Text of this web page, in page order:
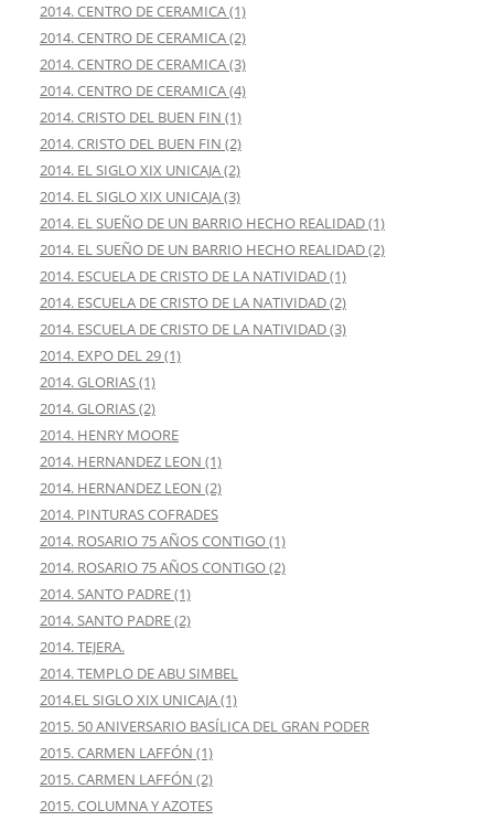
2014. CENTRO DE CERAMICA (1)
2014. CENTRO DE CERAMICA (2)
2014. CENTRO DE CERAMICA (3)
2014. CENTRO DE CERAMICA (4)
2014. CRISTO DEL BUEN FIN (1)
2014. CRISTO DEL BUEN FIN (2)
2014. EL SIGLO XIX UNICAJA (2)
2014. EL SIGLO XIX UNICAJA (3)
2014. EL SUEÑO DE UN BARRIO HECHO REALIDAD (1)
2014. EL SUEÑO DE UN BARRIO HECHO REALIDAD (2)
2014. ESCUELA DE CRISTO DE LA NATIVIDAD (1)
2014. ESCUELA DE CRISTO DE LA NATIVIDAD (2)
2014. ESCUELA DE CRISTO DE LA NATIVIDAD (3)
2014. EXPO DEL 29 (1)
2014. GLORIAS (1)
2014. GLORIAS (2)
2014. HENRY MOORE
2014. HERNANDEZ LEON (1)
2014. HERNANDEZ LEON (2)
2014. PINTURAS COFRADES
2014. ROSARIO 75 AÑOS CONTIGO (1)
2014. ROSARIO 75 AÑOS CONTIGO (2)
2014. SANTO PADRE (1)
2014. SANTO PADRE (2)
2014. TEJERA.
2014. TEMPLO DE ABU SIMBEL
2014.EL SIGLO XIX UNICAJA (1)
2015. 50 ANIVERSARIO BASÍLICA DEL GRAN PODER
2015. CARMEN LAFFÓN (1)
2015. CARMEN LAFFÓN (2)
2015. COLUMNA Y AZOTES